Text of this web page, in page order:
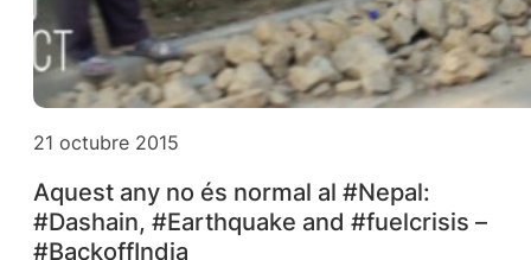
21 octubre 2015
Aquest any no és normal al #Nepal:
#Dashain, #Earthquake and #fuelcrisis –
#BackoffIndia